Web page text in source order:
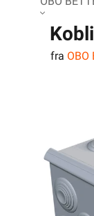
fra OBO